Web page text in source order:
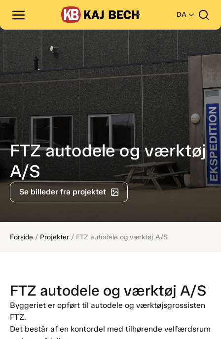
DA
FTZ autodele og værktøj
A/S
Se billeder fra projektet
Forside / Projekter / FTZ autodele og værktøj A/S
FTZ autodele og værktøj A/S
Byggeriet er opført til autodele og værktøjsgrossisten
FTZ.
Det består af en kontordel med tilhørende velfærdsrum